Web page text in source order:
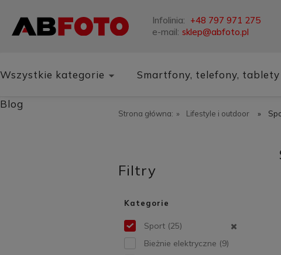
Infolinia: +48 797 971 275
e-mail: sklep@abfoto.pl
Wszystkie kategorie Smartfony, telefony, tablety
Blog
Strona główna: » Lifestyle i outdoor »
Filtry
Kategorie
Sport (25)
Bieżnie elektryczne (9)